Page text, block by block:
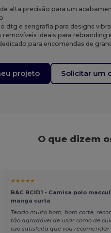
alta precisão para um
dtg e serigrafia para designs
removíveis ideais para rebranding
para encomendas de
projeto Solicitar um
O que dizem
★★★★★
B&C BCID1 - Camisa polo
manga curta
Tecido muito bom, bom corte,
tão agradável de usar como de
tão satisfeita que vou recomendar